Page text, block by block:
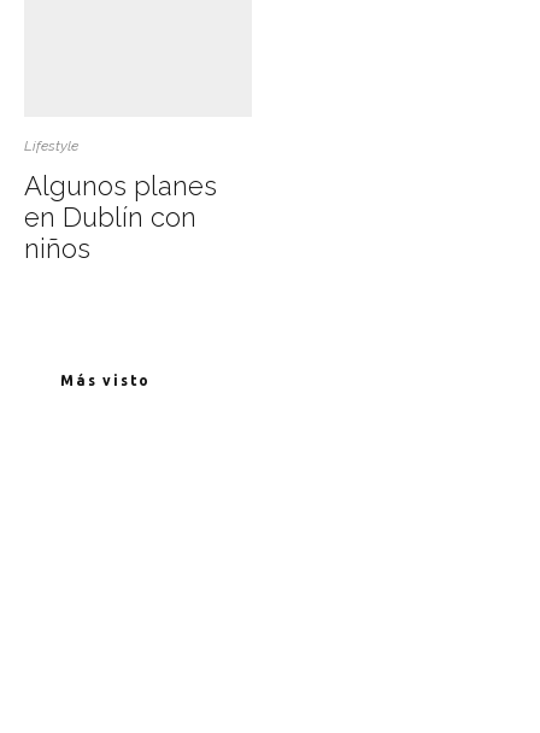
Lifestyle
Algunos planes
en Dublín con
niños
Más visto